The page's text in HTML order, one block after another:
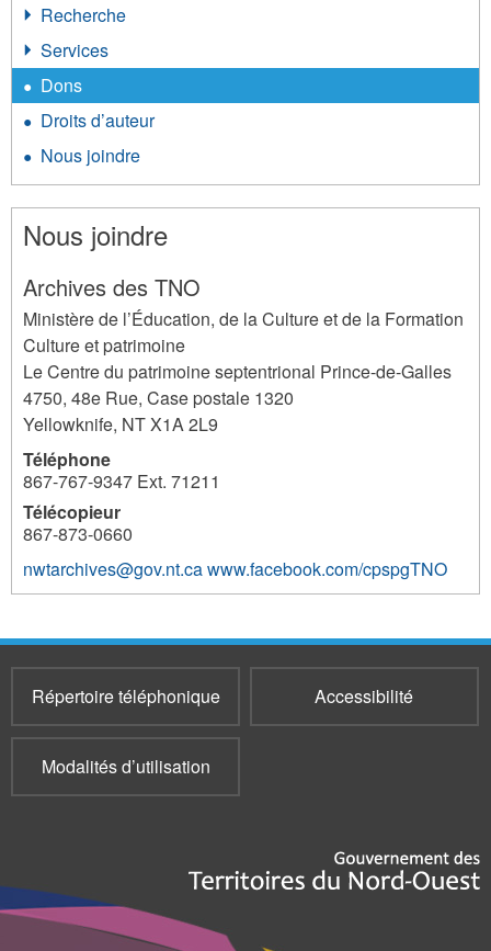
Recherche
Services
Dons
Droits d’auteur
Nous joindre
Nous joindre
Archives des TNO
Ministère de l’Éducation, de la Culture et de la Formation
Culture et patrimoine
Le Centre du patrimoine septentrional Prince-de-Galles
4750, 48e Rue, Case postale 1320
Yellowknife, NTX1A 2L9
Téléphone
867-767-9347 Ext. 71211
Télécopieur
867-873-0660
nwtarchives@gov.nt.cawww.facebook.com/cpspgTNO
3696
Répertoire téléphonique Accessibilité
Modalités d’utilisation